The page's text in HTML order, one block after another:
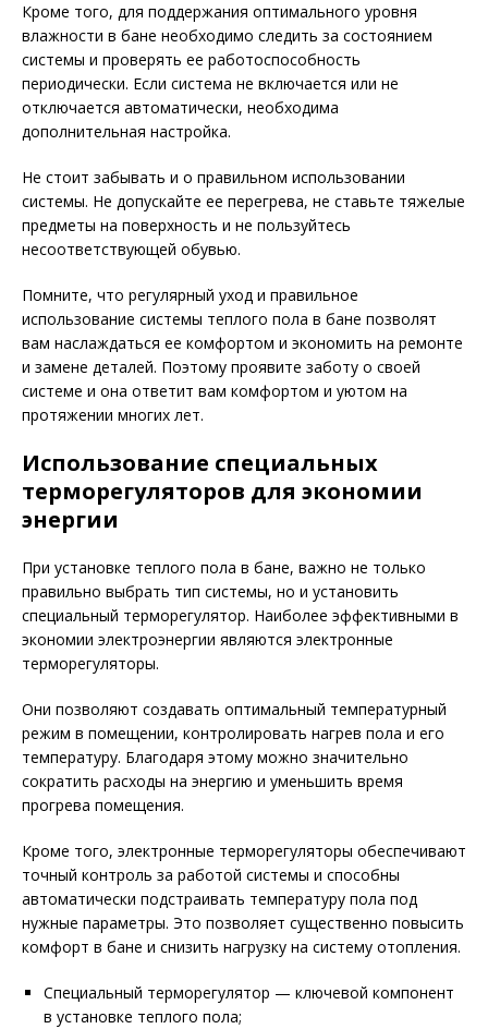
Кроме того, для поддержания оптимального уровня
влажности в бане необходимо следить за состоянием
системы и проверять ее работоспособность
периодически. Если система не включается или не
отключается автоматически, необходима
дополнительная настройка.
Не стоит забывать и о правильном использовании
системы. Не допускайте ее перегрева, не ставьте тяжелые
предметы на поверхность и не пользуйтесь
несоответствующей обувью.
Помните, что регулярный уход и правильное
использование системы теплого пола в бане позволят
вам наслаждаться ее комфортом и экономить на ремонте
и замене деталей. Поэтому проявите заботу о своей
системе и она ответит вам комфортом и уютом на
протяжении многих лет.
Использование специальных
терморегуляторов для экономии
энергии
При установке теплого пола в бане, важно не только
правильно выбрать тип системы, но и установить
специальный терморегулятор. Наиболее эффективными в
экономии электроэнергии являются электронные
терморегуляторы.
Они позволяют создавать оптимальный температурный
режим в помещении, контролировать нагрев пола и его
температуру. Благодаря этому можно значительно
сократить расходы на энергию и уменьшить время
прогрева помещения.
Кроме того, электронные терморегуляторы обеспечивают
точный контроль за работой системы и способны
автоматически подстраивать температуру пола под
нужные параметры. Это позволяет существенно повысить
комфорт в бане и снизить нагрузку на систему отопления.
Специальный терморегулятор — ключевой компонент
в установке теплого пола;